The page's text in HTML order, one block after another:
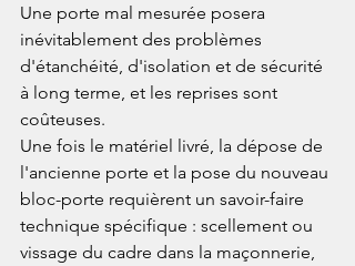
Une porte mal mesurée posera
inévitablement des problèmes
d'étanchéité, d'isolation et de sécurité
à long terme, et les reprises sont
coûteuses.
Une fois le matériel livré, la dépose de
l'ancienne porte et la pose du nouveau
bloc-porte requièrent un savoir-faire
technique spécifique : scellement ou
vissage du cadre dans la maçonnerie,